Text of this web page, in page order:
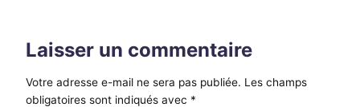
Laisser un commentaire
Votre adresse e-mail ne sera pas publiée. Les champs
obligatoires sont indiqués avec *